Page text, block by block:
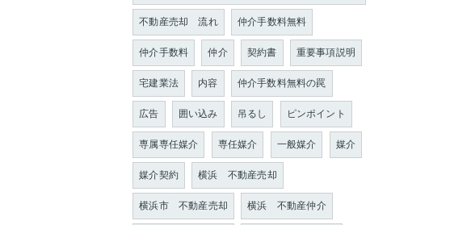
不動産売却 流れ
仲介手数料無料
仲介手数料
仲介 契約書
重要事項説明
宅建業法
内容
仲介手数料無料の罠
広告
囲い込み 吊るし
ピンポイント
専属専任媒介
専任媒介 一般媒介
媒介
媒介契約
横浜 不動産売却
横浜市 不動産売却
横浜 不動産仲介